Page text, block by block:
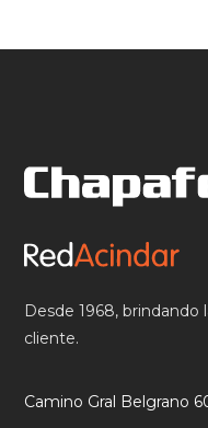
Desde 1968,
cliente.
Camino Gral Belgrano